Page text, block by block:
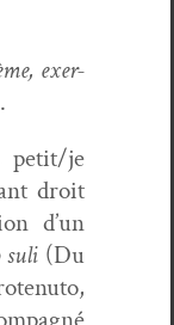
exer­
petit/je
droit
d’un
(Du